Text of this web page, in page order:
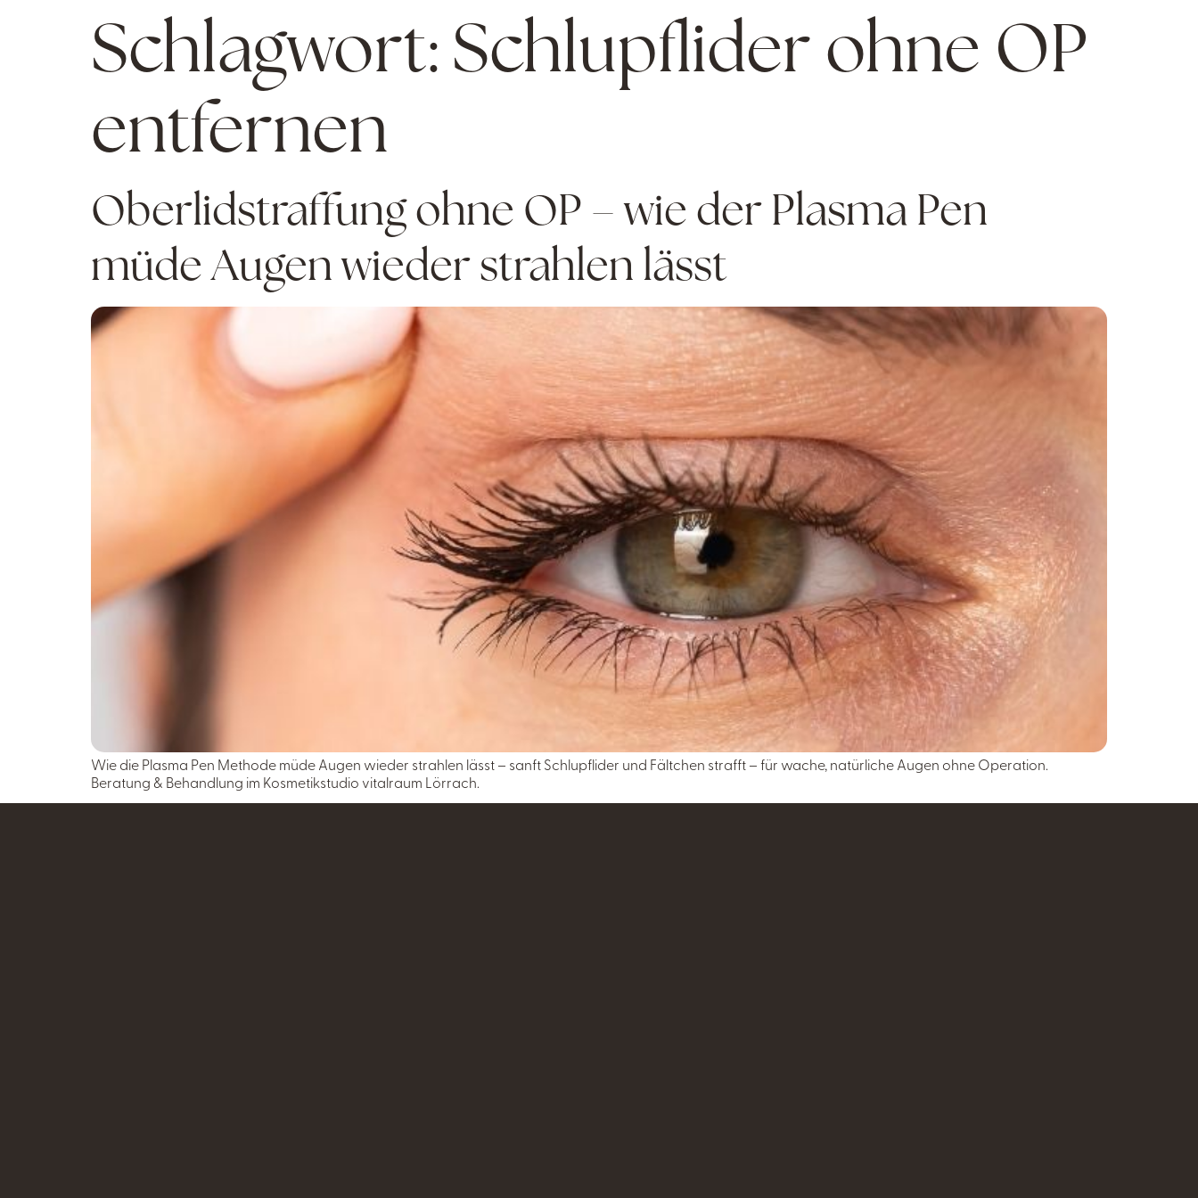
Schlagwort:Schlupflider ohne OP
entfernen
Oberlidstraffung ohne OP – wie der Plasma Pen
müde Augen wieder strahlen lässt
Wie die Plasma Pen Methode müde Augen wieder strahlen lässt – sanft Schlupflider und Fältchen strafft – für wache, natürliche Augen ohne Operation.
Beratung & Behandlung im Kosmetikstudio vitalraum Lörrach.